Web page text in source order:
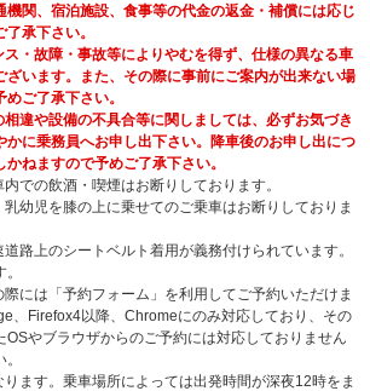
機関、宿泊施設、食事等の代金の返金・補償には応じ
承下さい。
・故障・事故等によりやむを得ず、仕様の異なる車
ざいます。また、その際に事前にご案内が出来ない場
ご了承下さい。
違や設備の不具合等に関しましては、必ずお気づき
かに乗務員へお申し出下さい。降車後のお申し出につ
ねますので予めご了承下さい。
での飲酒・喫煙はお断りしております。
幼児を膝の上に乗せてのご乗車はお断りしておりま
路上のシートベルト着用が義務付けられています。
には「予約フォーム」を利用してご予約いただけま
、Firefox4以降、Chromeにのみ対応しており、その
OSやブラウザからのご予約には対応しておりません
ます。乗車場所によっては出発時間が深夜12時をま